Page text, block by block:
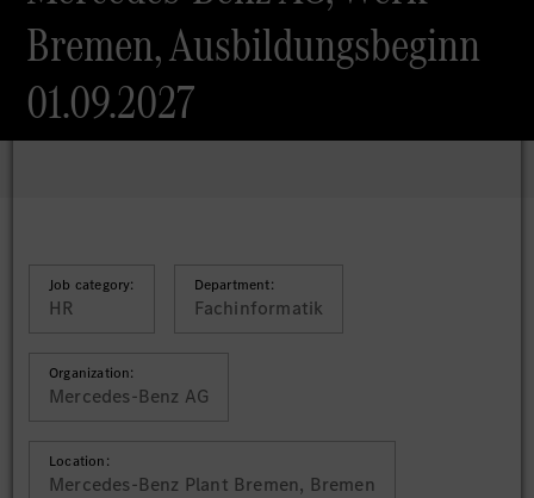
Bremen, Ausbildungsbeginn
01.09.2027
Job category:
HR
Department:
Fachinformatik
Organization:
Mercedes-Benz AG
Location:
Mercedes-Benz Plant Bremen, Bremen